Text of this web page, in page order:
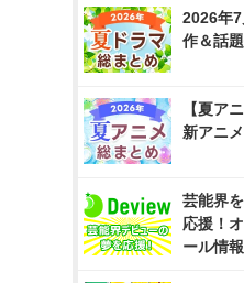
2026年7
作＆話
【夏ア
新アニ
芸能界
応援！
ール情